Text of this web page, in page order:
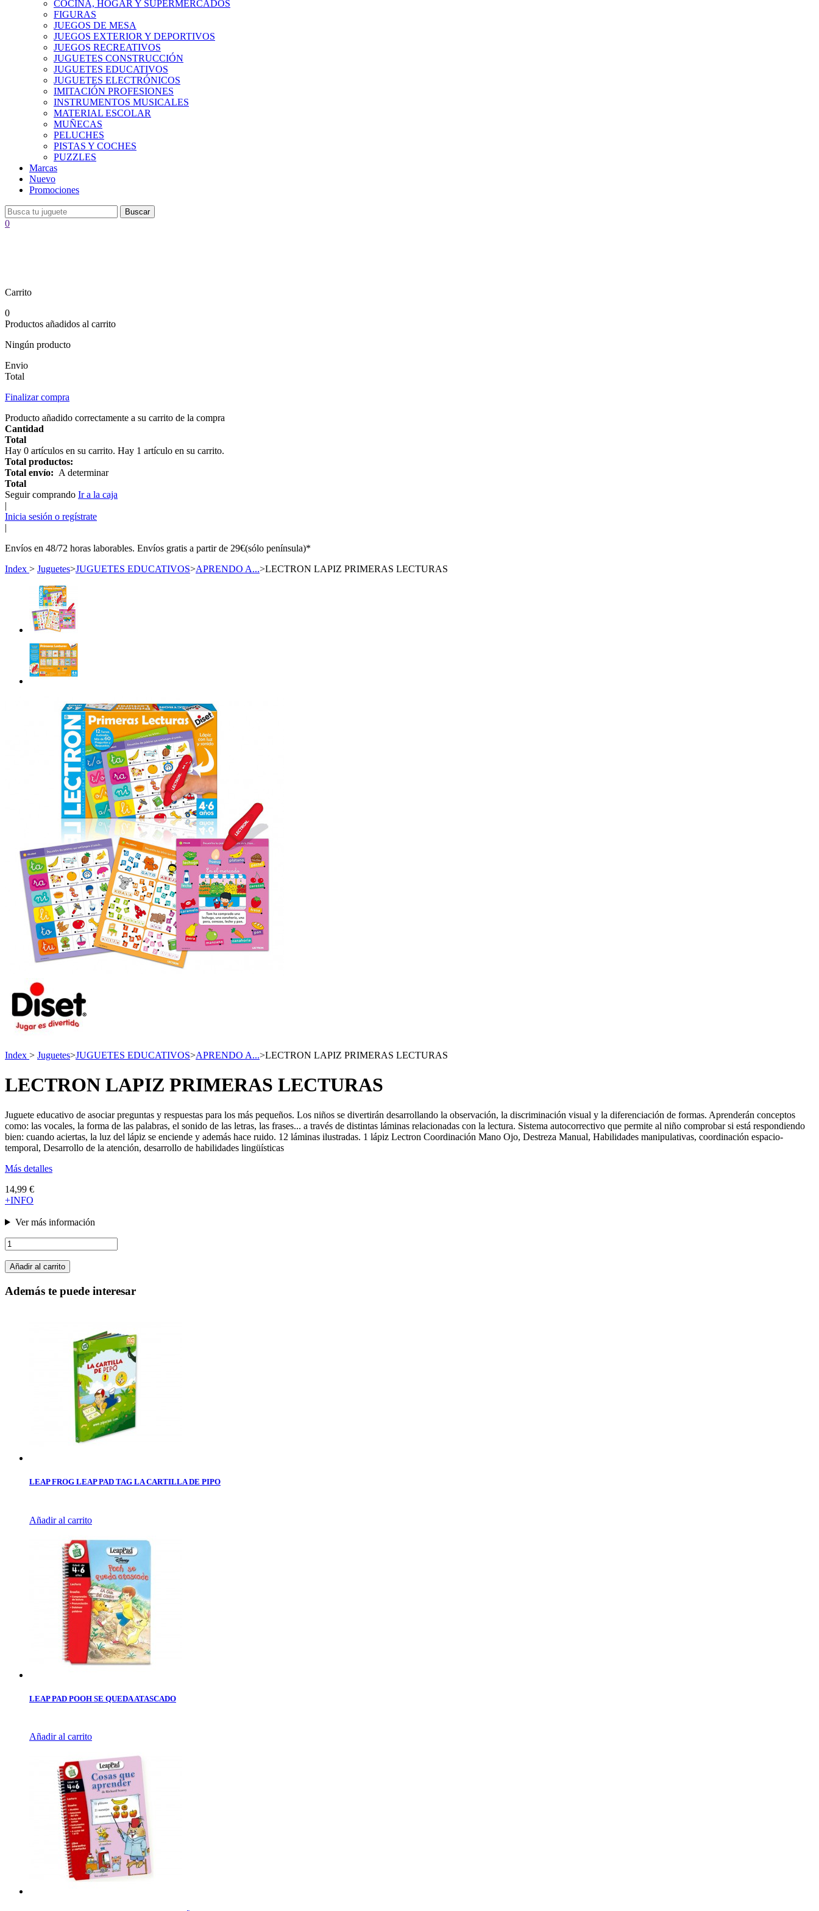
COCINA, HOGAR Y SUPERMERCADOS
FIGURAS
JUEGOS DE MESA
JUEGOS EXTERIOR Y DEPORTIVOS
JUEGOS RECREATIVOS
JUGUETES CONSTRUCCIÓN
JUGUETES EDUCATIVOS
JUGUETES ELECTRÓNICOS
IMITACIÓN PROFESIONES
INSTRUMENTOS MUSICALES
MATERIAL ESCOLAR
MUÑECAS
PELUCHES
PISTAS Y COCHES
PUZZLES
Marcas
Nuevo
Promociones
Buscar
0
Carrito
0
Productos añadidos al carrito
Ningún producto
Envio
Total
Finalizar compra
Producto añadido correctamente a su carrito de la compra
Cantidad
Total
Hay 0 artículos en su carrito. Hay 1 artículo en su carrito.
Total productos:
Total envío: A determinar
Total
Seguir comprando Ir a la caja
|
Inicia sesión o regístrate
|
Envíos en 48/72 horas laborables. Envíos gratis a partir de 29€(sólo península)*
Index > Juguetes>JUGUETES EDUCATIVOS>APRENDO A...>LECTRON LAPIZ PRIMERAS LECTURAS
Index > Juguetes>JUGUETES EDUCATIVOS>APRENDO A...>LECTRON LAPIZ PRIMERAS LECTURAS
LECTRON LAPIZ PRIMERAS LECTURAS
Juguete educativo de asociar preguntas y respuestas para los más pequeños. Los niños se divertirán desarrollando la observación, la discriminación visual y la diferenciación de formas. Aprenderán conceptos
como: las vocales, la forma de las palabras, el sonido de las letras, las frases... a través de distintas láminas relacionadas con la lectura. Sistema autocorrectivo que permite al niño comprobar si está respondiendo
bien: cuando aciertas, la luz del lápiz se enciende y además hace ruido. 12 láminas ilustradas. 1 lápiz Lectron Coordinación Mano Ojo, Destreza Manual, Habilidades manipulativas, coordinación espacio-
temporal, Desarrollo de la atención, desarrollo de habilidades lingüísticas
Más detalles
14,99 €
+INFO
Ver más información
Añadir al carrito
Además te puede interesar
LEAP FROG LEAP PAD TAG LA CARTILLA DE PIPO
Añadir al carrito
LEAP PAD POOH SE QUEDA ATASCADO
Añadir al carrito